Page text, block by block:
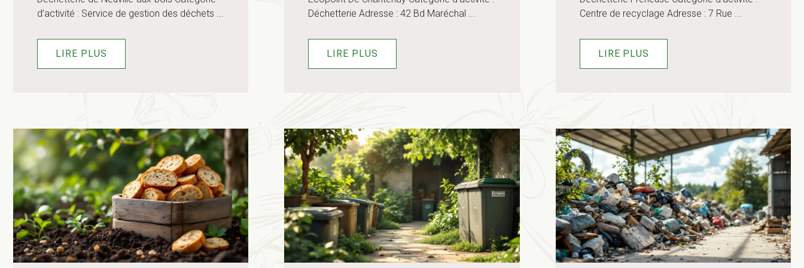
d’activité : Service de gestion des déchets ...
LIRE PLUS
Déchetterie Adresse : 42 Bd Maréchal ...
LIRE PLUS
Centre de recyclage Adresse : 7 Rue ...
LIRE PLUS